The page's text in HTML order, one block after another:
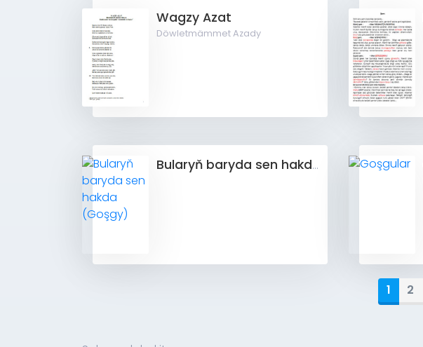
Wagzy Azat
Döwletmämmet Azady
Bularyň baryda sen hakda (Goşgy)
1 2